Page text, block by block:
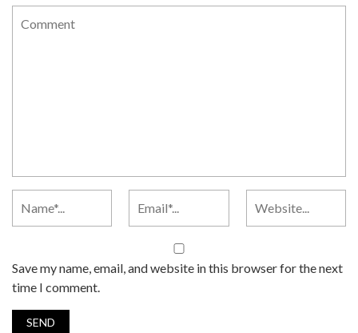
Save my name, email, and website in this browser for the next
time I comment.